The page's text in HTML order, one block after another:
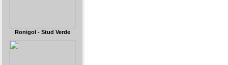
Ronigol - Stud Verde